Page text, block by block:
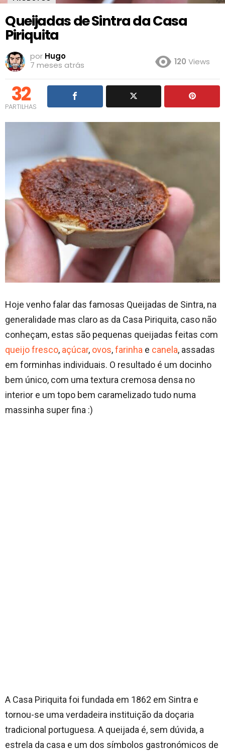
Queijadas de Sintra da Casa
Piriquita
por Hugo
7 meses atrás
120 Views
32
PARTILHAS
Hoje venho falar das famosas Queijadas de Sintra, na
generalidade mas claro as da Casa Piriquita, caso não
conheçam, estas são pequenas queijadas feitas com
queijo fresco, açúcar, ovos,farinha e canela, assadas
em forminhas individuais. O resultado é um docinho
bem único, com uma textura cremosa densa no
interior e um topo bem caramelizado tudo numa
massinha super fina :)
A Casa Piriquita foi fundada em 1862 em Sintra e
tornou-se uma verdadeira instituição da doçaria
tradicional portuguesa. A queijada é, sem dúvida, a
estrela da casa e um dos símbolos gastronómicos de